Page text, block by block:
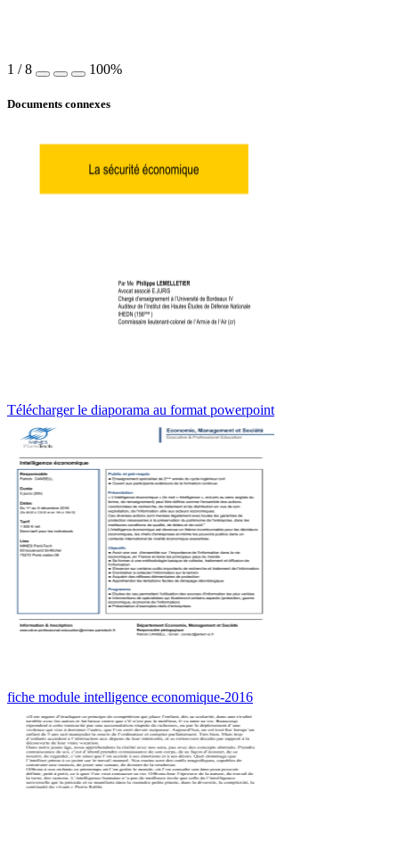
1 /8 100%
Documents connexes
Télécharger le diaporama au format powerpoint
fiche module intelligence economique-2016